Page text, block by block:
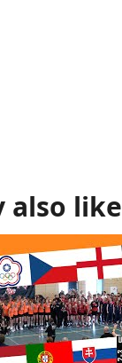
also like